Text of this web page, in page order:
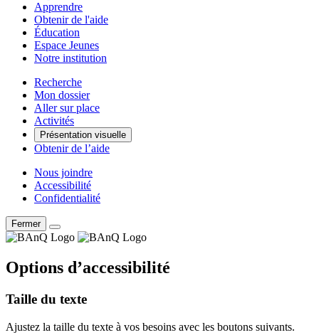
Apprendre
Obtenir de l'aide
Éducation
Espace Jeunes
Notre institution
Recherche
Mon dossier
Aller sur place
Activités
Présentation visuelle
Obtenir de l’aide
Nous joindre
Accessibilité
Confidentialité
Fermer
Options d’accessibilité
Taille du texte
Ajustez la taille du texte à vos besoins avec les boutons suivants.